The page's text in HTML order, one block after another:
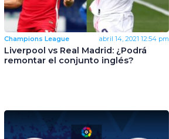
Champions League abril 14, 2021 12:54 pm
Liverpool vs Real Madrid: ¿Podrá
remontar el conjunto inglés?